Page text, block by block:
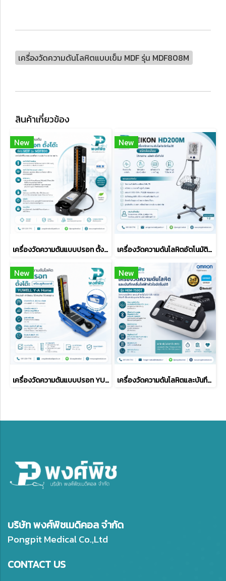
เครื่องวัดความดันโลหิตแบบเข็ม MDF รุ่น MDF808M
สินค้าเกี่ยวข้อง
New
เครื่องวัดความดันแบบปรอท ตั้งโต๊ะ MDF รุ่น MDF800
New
เครื่องวัดความดันโลหิตอัตโนมัติชนิดล้อเลื่อน EIKON HD200M
New
เครื่องวัดความดันแบบปรอท YUWELL รุ่น Y-A Home พร้อมหูฟัง
New
เครื่องวัดความดันโลหิตและบันทึกคลื่นไฟฟ้าหัวใจอัตโนมัติ OMRON รุ่น HEM-7530T
บริษัท พงศ์พิชเมดิคอล จำกัด
Pongpit Medical Co.,Ltd
CONTACT US